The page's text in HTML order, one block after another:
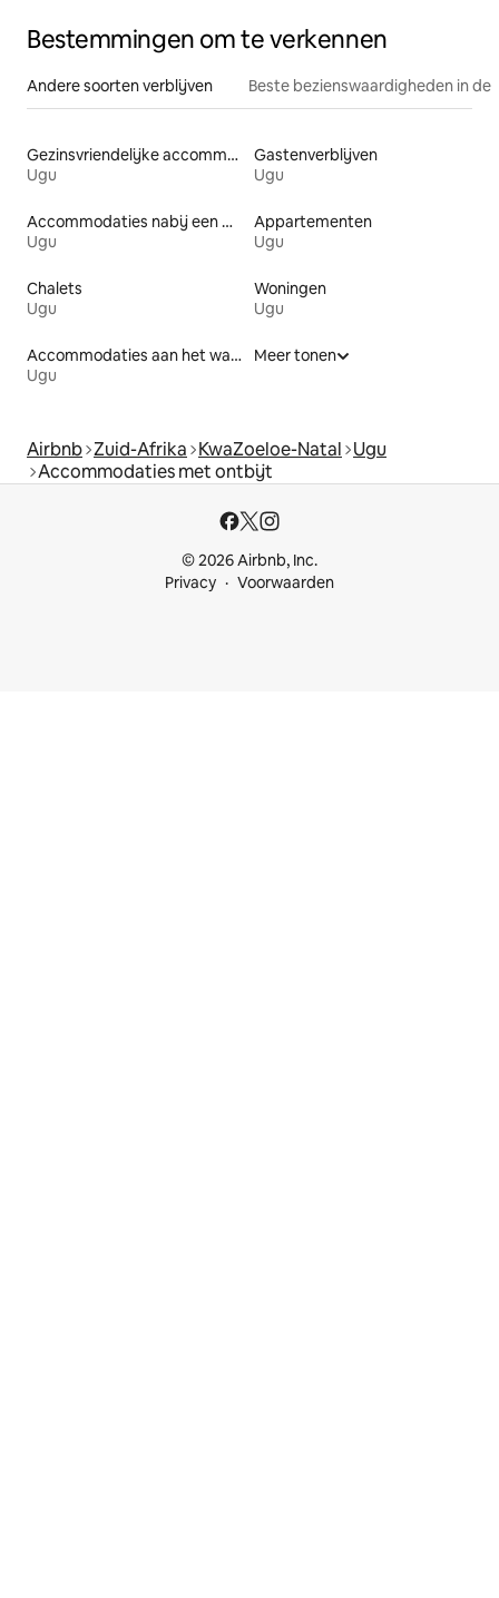
Bestemmingen om te verkennen
Andere soorten verblijven Beste bezienswaardigheden in de
Gezinsvriendelijke accommodaties
Ugu
Gastenverblijven
Ugu
Accommodaties nabij een meer
Ugu
Appartementen
Ugu
Chalets
Ugu
Woningen
Ugu
Accommodaties aan het water
Ugu
Meer tonen
Airbnb Zuid-Afrika KwaZoeloe-Natal Ugu
Accommodaties met ontbijt
© 2026 Airbnb, Inc.
Privacy
Voorwaarden